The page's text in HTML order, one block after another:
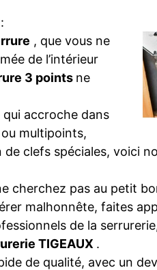
, que vous ne
de l’intérieur
3 points ne
qui accroche dans
multipoints,
de clefs spéciales, voici
cherchez pas au petit
malhonnête, faites
de la
TIGEAUX .
de qualité, avec un